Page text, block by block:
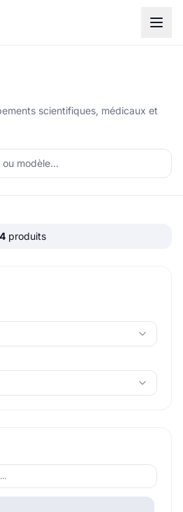
scientifiques, médicaux et
produits